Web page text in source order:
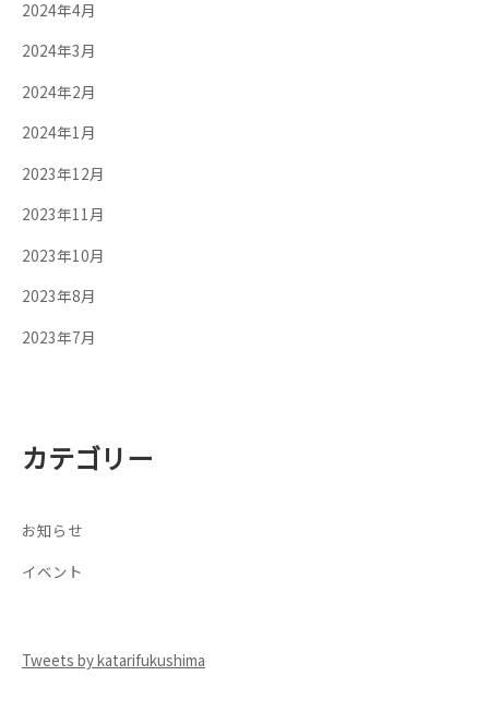
2024年4月
2024年3月
2024年2月
2024年1月
2023年12月
2023年11月
2023年10月
2023年8月
2023年7月
カテゴリー
お知らせ
イベント
Tweets by katarifukushima